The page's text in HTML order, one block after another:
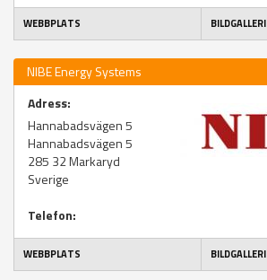
WEBBPLATS BILDGALLERI
NIBE Energy Systems
Adress:
Hannabadsvägen 5
Hannabadsvägen 5
285 32Markaryd
Sverige
Telefon:
WEBBPLATS BILDGALLERI